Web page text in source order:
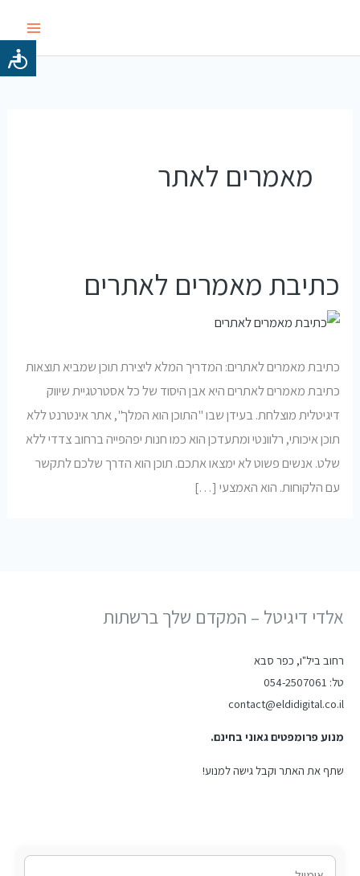
מאמרים לאתר
כתיבת מאמרים לאתרים
כתיבת מאמרים לאתרים: המדריך המלא ליצירת תוכן שמביא תוצאות
כתיבת מאמרים לאתרים היא אבן היסוד של כל אסטרטגיית שיווק
דיגיטלית מוצלחת. בעידן שבו "התוכן הוא המלך", אתר אינטרנט ללא
תוכן איכותי, רלוונטי ומתעדכן הוא כמו חנות יפהפייה ברחוב צדדי ללא
שלט. אנשים פשוט לא ימצאו אתכם. תוכן הוא הדרך שלכם לתקשר
עם הלקוחות. הוא האמצעי […]
אלדי דיגיטל – המקדם שלך ברשתות
רחוב ביל"ו, כפר סבא
טל: 054-2507061
contact@eldidigital.co.il
מנוע פרומפטים גאוני בחינם.
שתף את האתר וקבל גישה למנוע!